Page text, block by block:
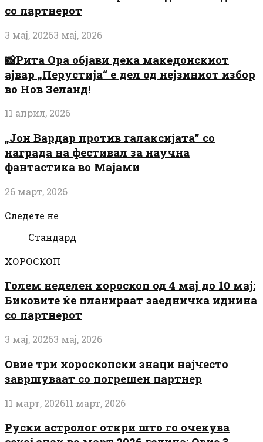
со партнерот
3 мај, 20263 мај, 2026
📸Рита Ора објави дека македонскиот
ајвар „Перустија“ е дел од нејзиниот избор
во Нов Зеланд!
11 април, 2026
„Јон Вардар против галаксијата” со
награда на фестивал за научна
фантастика во Мајами
26 март, 2026
Следете не
Стандард
ХОРОСКОП
Голем неделен хороскоп од 4 мај до 10 мај:
Биковите ќе планираат заедничка иднина
со партнерот
3 мај, 20263 мај, 2026
Овие три хороскопски знаци најчесто
завршуваат со погрешен партнер
11 март, 202611 март, 2026
Руски астролог откри што го очекува